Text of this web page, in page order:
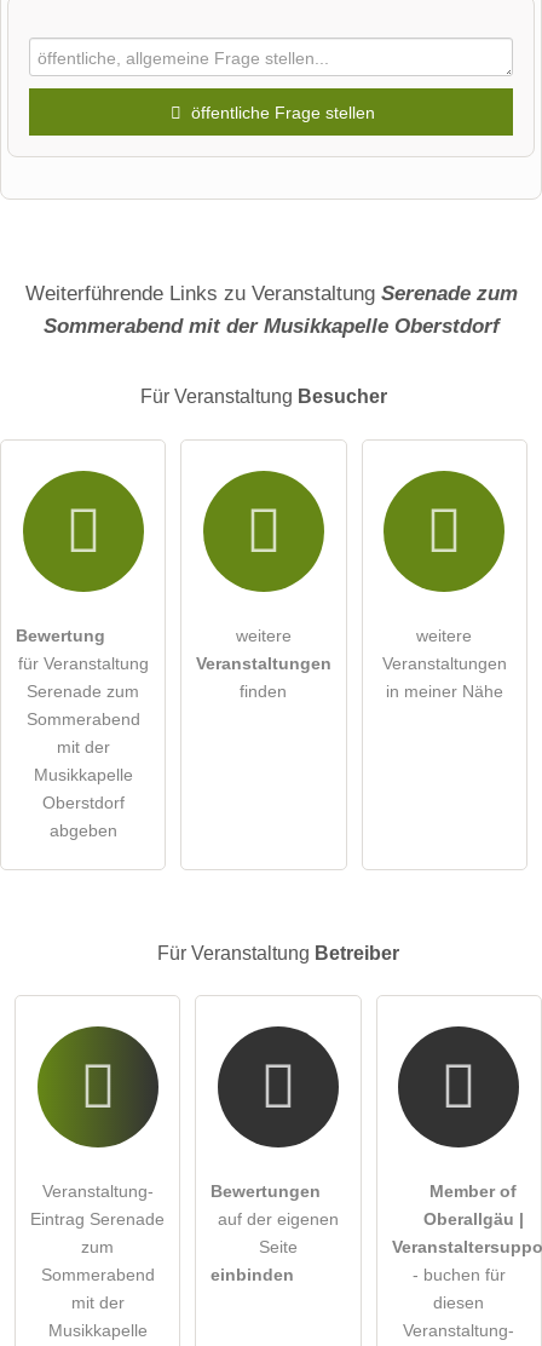
öffentliche Frage stellen
Hiermit akzeptiere ich die .
Die Datenschutzerklärunghabe ich zur Kenntnis genommen.
Hinweis:Bitte beachten Sie, öffentliche Fragen sindfür alle
Besucher sichtbar
Klicken Sie hier um eine
Veranstaltung-Eintrag zu stellen
Weiterführende Links zu Veranstaltung Serenade zum
Sommerabend mit der Musikkapelle Oberstdorf
Für Veranstaltung Besucher
Bewertung
für Veranstaltung
Serenade zum
Sommerabend
mit der
Musikkapelle
Oberstdorf
abgeben
weitere
Veranstaltungen
finden
weitere
Veranstaltungen
in meiner Nähe
Für Veranstaltung Betreiber
Veranstaltung-
Eintrag Serenade
zum
Sommerabend
mit der
Musikkapelle
Bewertungen
auf der eigenen
Seite
einbinden
Member of
Oberallgäu |
- buchen für
diesen
Veranstaltung-